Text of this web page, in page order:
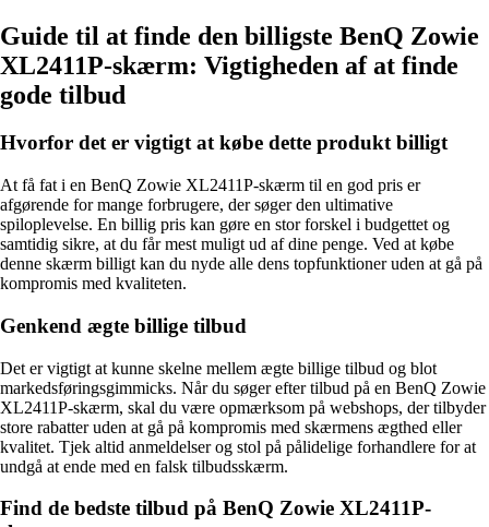
Guide til at finde den billigste BenQ Zowie
XL2411P-skærm: Vigtigheden af at finde
gode tilbud
Hvorfor det er vigtigt at købe dette produkt billigt
At få fat i en BenQ Zowie XL2411P-skærm til en god pris er
afgørende for mange forbrugere, der søger den ultimative
spiloplevelse. En billig pris kan gøre en stor forskel i budgettet og
samtidig sikre, at du får mest muligt ud af dine penge. Ved at købe
denne skærm billigt kan du nyde alle dens topfunktioner uden at gå på
kompromis med kvaliteten.
Genkend ægte billige tilbud
Det er vigtigt at kunne skelne mellem ægte billige tilbud og blot
markedsføringsgimmicks. Når du søger efter tilbud på en BenQ Zowie
XL2411P-skærm, skal du være opmærksom på webshops, der tilbyder
store rabatter uden at gå på kompromis med skærmens ægthed eller
kvalitet. Tjek altid anmeldelser og stol på pålidelige forhandlere for at
undgå at ende med en falsk tilbudsskærm.
Find de bedste tilbud på BenQ Zowie XL2411P-